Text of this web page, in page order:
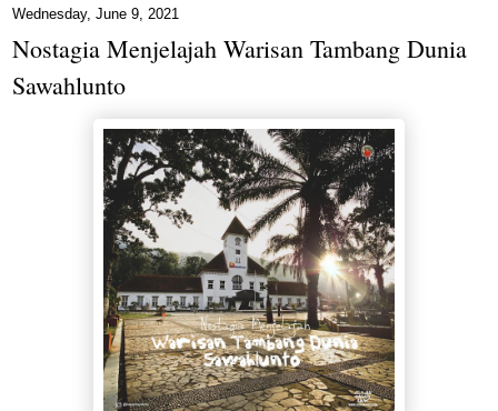
Wednesday, June 9, 2021
Nostagia Menjelajah Warisan Tambang Dunia
Sawahlunto